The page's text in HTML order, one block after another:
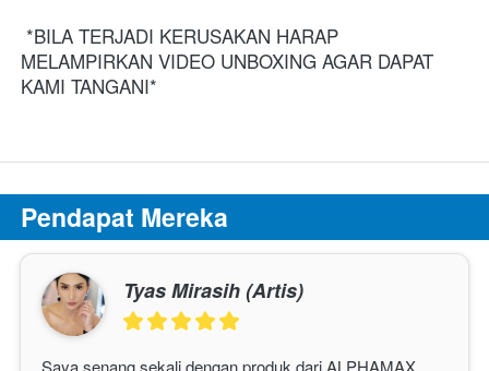
*BILA TERJADI KERUSAKAN HARAP
MELAMPIRKAN VIDEO UNBOXING AGAR DAPAT
KAMI TANGANI*
Pendapat Mereka
Tyas Mirasih (Artis)
Saya senang sekali dengan produk dari ALPHAMAX.